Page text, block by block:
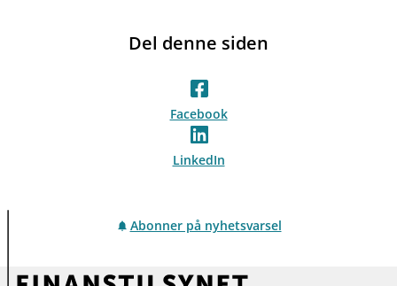
Del denne siden
Facebook
LinkedIn
Abonner på nyhetsvarsel